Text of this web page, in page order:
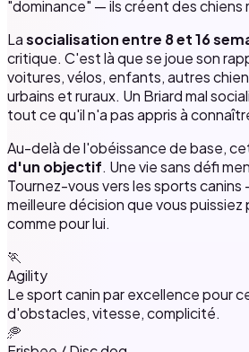
"dominance" — ils créent des chiens
Lasocialisation entre 8 et 16
critique. C'est là que se joue son
voitures, vélos, enfants, autres
urbains et ruraux. Un Briard mal
tout ce qu'il n'a pas appris à
Au-delà de l'obéissance de base,
d'un objectif. Une vie sans défi
Tournez-vous vers les sports
meilleure décision que vous puissiez
comme pour lui.
🏃
Agility
Le sport canin par excellence pour
d'obstacles, vitesse, complicité.
🥏